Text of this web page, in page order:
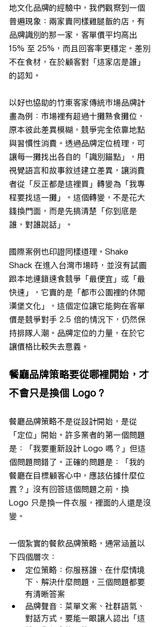
地文化品牌的經驗中，我們觀察到一個
普遍現象：兩家賣同樣雞腿飯的店，有
品牌識別的那一家，客單價平均高出
15% 至 25%，而且回客率更穩定。差別
不在食材，在於顧客對「這家店是誰」
的認知。
以好也協助的竹東客家傳統市場品牌計
畫為例：市場裡有超過十攤熟食攤位，
原本彼此差異模糊，競爭完全依靠地點
與習慣性消費。透過品牌定位梳理，可
讓每一攤找出各自的「識別錨點」，用
視覺語言和故事敘述建立差異，讓消費
者從「反正都是這裡買」轉變為「我專
程要找這一攤」。這個轉變，不是花大
錢換門面，而是先搞清楚「你到底是
誰，對誰說話」。
國際案例也印證同樣道理。Shake
Shack 在進入台灣市場時，並沒有試圖
跟本地連鎖速食競爭「最便宜」或「最
快速」，它賣的是「都市公園裡的休閒
漢堡文化」，這個定位讓它能夠在客單
價是競爭對手 2.5 倍的情況下，仍然保
持排隊人潮。品牌定位的力量，在於它
讓價格比較失去意義。
餐廳品牌策略要從哪裡開始，才
不會只是換個 Logo？
餐廳品牌策略不是從設計開始，是從
「定位」開始。許多業者的第一個問題
是：「我要重新設計 Logo 嗎？」但這
個問題問錯了。正確的問題是：「我的
餐廳在目標顧客心中，應該佔據什麼位
置？」沒有回答這個問題之前，換
Logo 只是換一件衣服，裡面的人還是沒
變。
一個紮實的餐飲品牌策略，通常涵蓋以
下四個層次：
定位策略：你服務誰、在什麼情境
下、解決什麼問題，三個問題都要
有清晰答案
品牌聲音：菜單文案、社群語氣、
對話方式，要能一眼讓人認出「這